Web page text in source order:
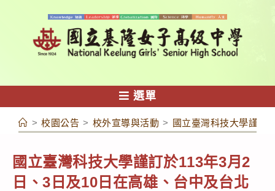
容
選單
> 校園公告 > 校外宣導與活動 > 國立臺灣科技大學謹訂
國立臺灣科技大學謹訂於113年3月2
日、3日及10日在高雄、台中及台北